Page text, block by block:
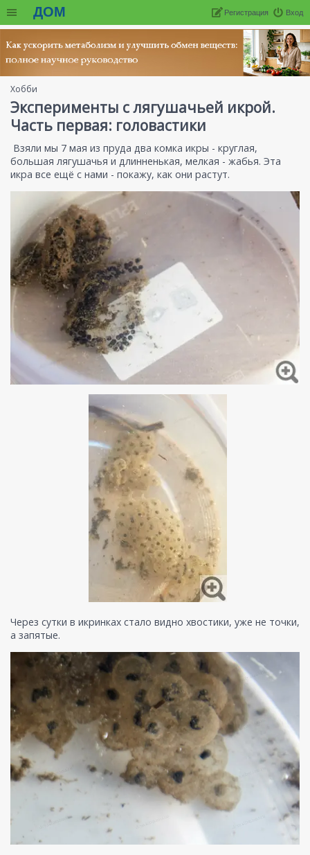
ДОМ Вход
Регистрация
Хобби
Эксперименты с лягушачьей икрой.
Часть первая: головастики
Взяли мы 7 мая из пруда два комка икры - круглая,
большая лягушачья и длинненькая, мелкая - жабья. Эта
икра все ещё с нами - покажу, как они растут.
Через сутки в икринках стало видно хвостики, уже не точки,
а запятые.